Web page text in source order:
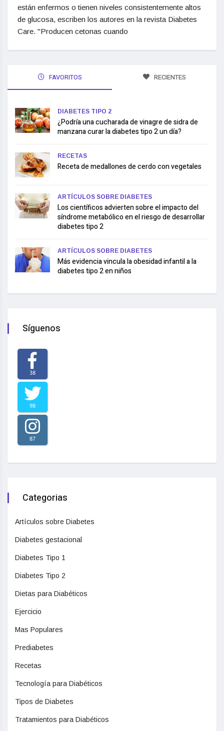
están enfermos o tienen niveles consistentemente altos
de glucosa, escriben los autores en la revista Diabetes
Care. "Producen cetonas cuando
FAVORITOS RECIENTES
DIABETES TIPO 2
¿Podría una cucharada de vinagre de sidra de
manzana curar la diabetes tipo 2 un día?
RECETAS
Receta de medallones de cerdo con vegetales
ARTÍCULOS SOBRE DIABETES
Los científicos advierten sobre el impacto del
síndrome metabólico en el riesgo de desarrollar
diabetes tipo 2
ARTÍCULOS SOBRE DIABETES
Más evidencia vincula la obesidad infantil a la
diabetes tipo 2 en niños
Síguenos
38
98
87
Categorias
Artículos sobre Diabetes
Diabetes gestacional
Diabetes Tipo 1
Diabetes Tipo 2
Dietas para Diabéticos
Ejercicio
Mas Populares
Prediabetes
Recetas
Tecnología para Diabéticos
Tipos de Diabetes
Tratamientos para Diabéticos